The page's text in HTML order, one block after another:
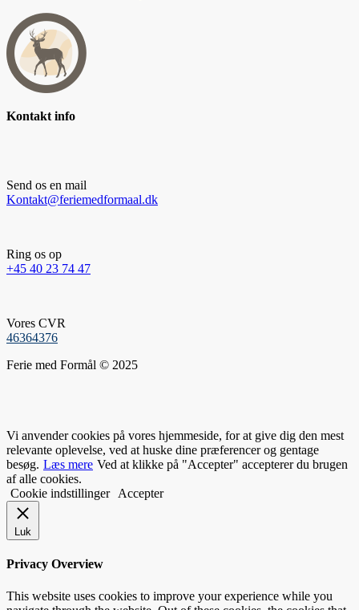
Kontakt info
Send os en mail
Kontakt@feriemedformaal.dk
Ring os op
+45 40 23 74 47
Vores CVR
46364376
Ferie med Formål © 2025
Vi anvender cookies på vores hjemmeside, for at give dig den mest
relevante oplevelse, ved at huske dine præferencer og gentage
besøg. Læs mere Ved at klikke på "Accepter" accepterer du brugen
af alle cookies.
Cookie indstillinger
Accepter
Luk
Privacy Overview
This website uses cookies to improve your experience while you